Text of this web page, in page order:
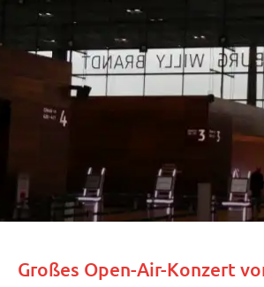
Großes Open-Air-Konzert